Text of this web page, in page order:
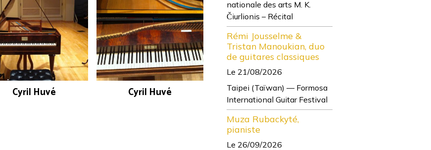
Cyril Huvé Cyril Huvé
nationale des arts M. K.
Čiurlionis – Récital
Rémi Jousselme &
Tristan Manoukian, duo
de guitares classiques
Le 21/08/2026
Taipei (Taïwan) — Formosa
International Guitar Festival
Muza Rubackyté,
pianiste
Le 26/09/2026